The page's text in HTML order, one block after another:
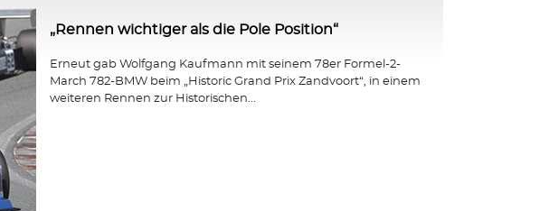
„Rennen wichtiger als die Pole Position“
Erneut gab Wolfgang Kaufmann mit seinem 78er Formel-2-
March 782-BMW beim „Historic Grand Prix Zandvoort“, in einem
weiteren Rennen zur Historischen...